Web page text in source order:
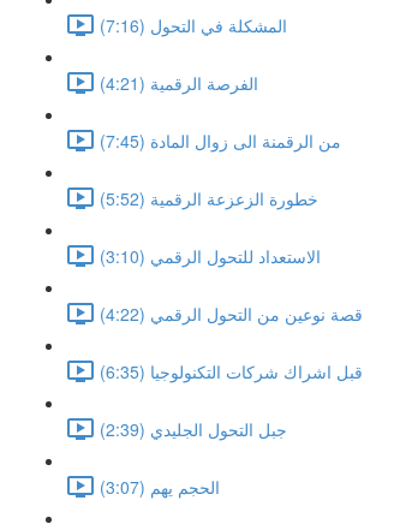
المشكلة في التحول (7:16)
الفرصة الرقمية (4:21)
من الرقمنة الى زوال المادة (7:45)
خطورة الزعزعة الرقمية (5:52)
الاستعداد للتحول الرقمي (3:10)
قصة نوعين من التحول الرقمي (4:22)
قبل اشراك شركات التكنولوجيا (6:35)
جبل التحول الجليدي (2:39)
الحجم يهم (3:07)